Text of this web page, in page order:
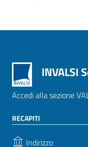
INVALSI
Accedi alla sezione
RECAPITI
Indirizzo